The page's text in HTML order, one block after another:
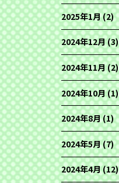
2025年1月(2)
2024年12月(3)
2024年11月(2)
2024年10月(1)
2024年8月(1)
2024年5月(7)
2024年4月(12)